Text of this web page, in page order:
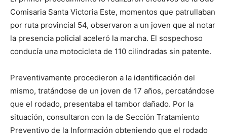
Comisaria Santa Victoria Este, momentos que patrullaban
por ruta provincial 54, observaron a un joven que al notar
la presencia policial aceleró la marcha. El sospechoso
conducía una motocicleta de 110 cilindradas sin patente.
Preventivamente procedieron a la identificación del
mismo, tratándose de un joven de 17 años, percatándose
que el rodado, presentaba el tambor dañado. Por la
situación, consultaron con la de Sección Tratamiento
Preventivo de la Información obteniendo que el rodado